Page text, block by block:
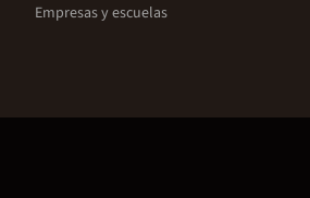
Empresas y escuelas